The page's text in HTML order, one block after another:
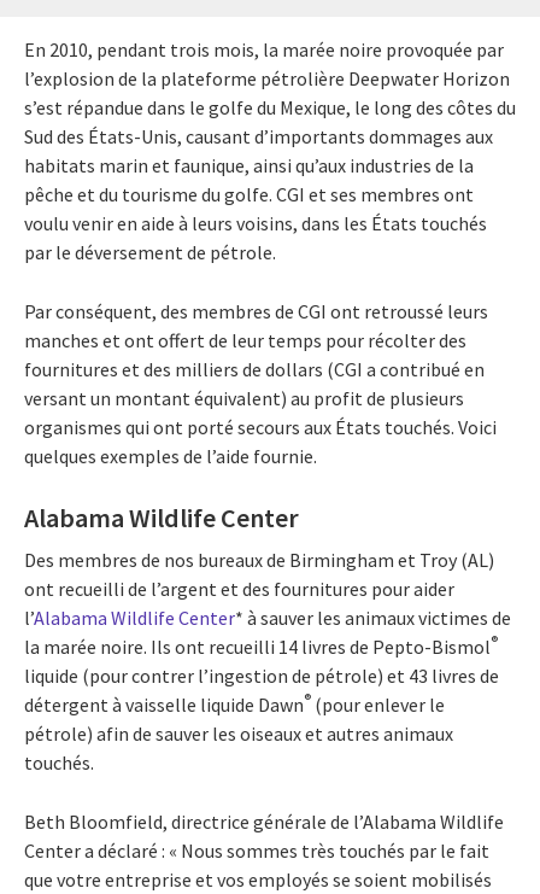
En 2010, pendant trois mois, la marée noire provoquée par
l’explosion de la plateforme pétrolière Deepwater Horizon
s’est répandue dans le golfe du Mexique, le long des côtes du
Sud des États-Unis, causant d’importants dommages aux
habitats marin et faunique, ainsi qu’aux industries de la
pêche et du tourisme du golfe. CGI et ses membres ont
voulu venir en aide à leurs voisins, dans les États touchés
par le déversement de pétrole.
Par conséquent, des membres de CGI ont retroussé leurs
manches et ont offert de leur temps pour récolter des
fournitures et des milliers de dollars (CGI a contribué en
versant un montant équivalent) au profit de plusieurs
organismes qui ont porté secours aux États touchés. Voici
quelques exemples de l’aide fournie.
Alabama Wildlife Center
Des membres de nos bureaux de Birmingham et Troy (AL)
ont recueilli de l’argent et des fournitures pour aider
l’Alabama Wildlife Center* à sauver les animaux victimes de
la marée noire. Ils ont recueilli 14 livres de Pepto-Bismol®
liquide (pour contrer l’ingestion de pétrole) et 43 livres de
détergent à vaisselle liquide Dawn® (pour enlever le
pétrole) afin de sauver les oiseaux et autres animaux
touchés.
Beth Bloomfield, directrice générale de l’Alabama Wildlife
Center a déclaré : « Nous sommes très touchés par le fait
que votre entreprise et vos employés se soient mobilisés